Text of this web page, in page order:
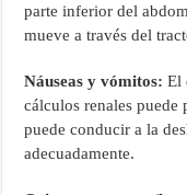
parte inferior del
mueve a través del
Náuseas y vómitos: El
cálculos renales puede
puede conducir a la
adecuadamente.